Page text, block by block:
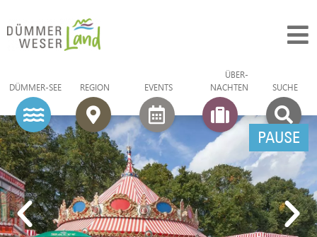
DÜMMER-SEE REGION EVENTS
ÜBER­
NACHTEN
SUCHE
PAUSE